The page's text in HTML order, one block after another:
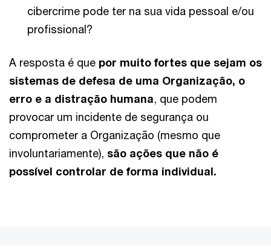
cibercrime pode ter na sua vida pessoal e/ou
profissional?
A resposta é que por muito fortes que sejam os
sistemas de defesa de uma Organização, o
erro e a distração humana, que podem
provocar um incidente de segurança ou
comprometer a Organização (mesmo que
involuntariamente), são ações que não é
possível controlar de forma individual.